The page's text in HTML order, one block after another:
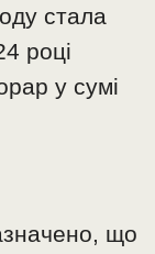
стала
році
у сумі
що